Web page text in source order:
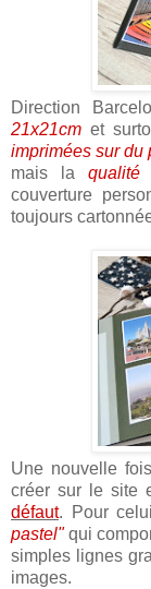
Direction
21x21cm et
imprimées sur du
mais la qualité
couverture
toujours
Une nouvelle
créer sur le site
défaut. Pour
pastel"qui
simples lignes
images.